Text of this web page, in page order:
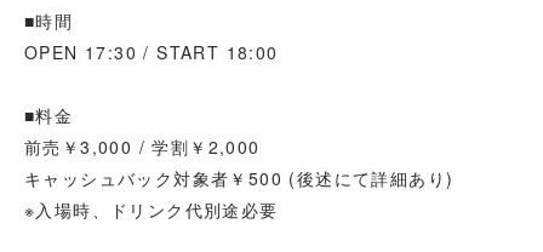
■時間
OPEN 17:30 / START 18:00
■料金
前売￥3,000 / 学割￥2,000
キャッシュバック対象者￥500 (後述にて詳細あり)
※入場時、ドリンク代別途必要